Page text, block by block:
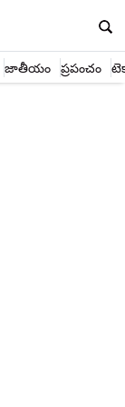
జాతీయం ప్రపంచం